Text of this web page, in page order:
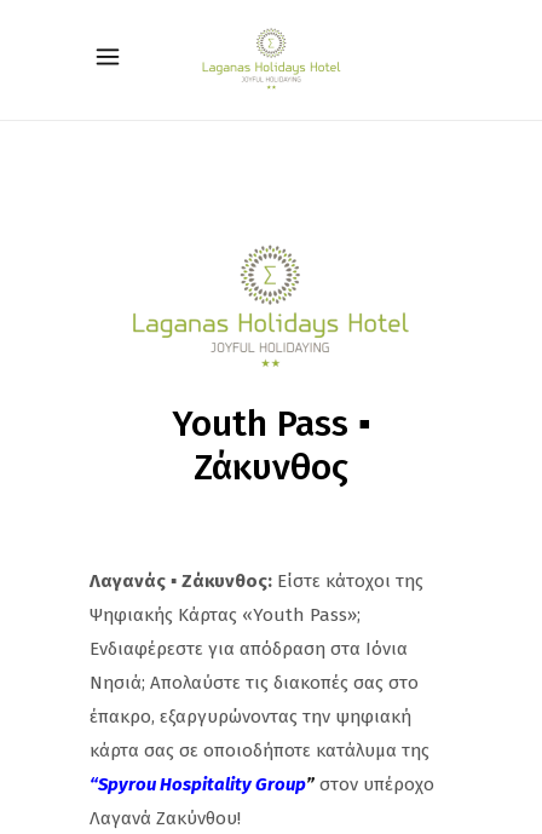
Youth Pass ▪
Ζάκυνθος
Λαγανάς ▪ Ζάκυνθος: Είστε κάτοχοι της
Ψηφιακής Κάρτας «Youth Pass»;
Ενδιαφέρεστε για απόδραση στα Ιόνια
Νησιά; Απολαύστε τις διακοπές σας στο
έπακρο, εξαργυρώνοντας την ψηφιακή
κάρτα σας σε οποιοδήποτε κατάλυμα της
“SpyrouHospitalityGroup” στον υπέροχο
Λαγανά Ζακύνθου!